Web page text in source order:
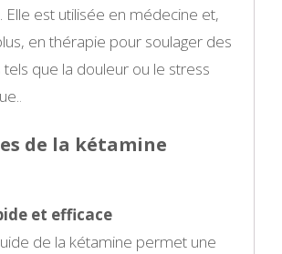
Elle est utilisée en médecine et,
en thérapie pour soulager des
que la douleur ou le stress
.
de la kétamine
et efficace
de la kétamine permet une